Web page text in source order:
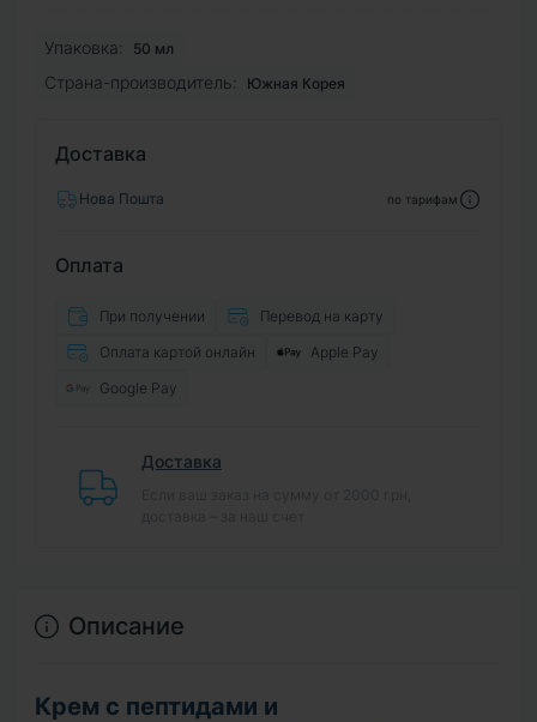
Упаковка: 50 мл
Страна-производитель: Южная Корея
Доставка
Нова Пошта по тарифам
Оплата
При получении
Перевод на карту
Оплата картой онлайн
Apple Pay
Google Pay
Доставка
Описание
Крем с пептидами и